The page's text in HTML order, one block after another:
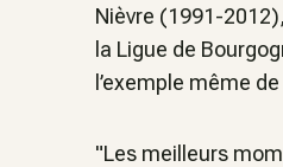
Nièvre (1991-
la Ligue de
l’exemple même
"Les meilleurs